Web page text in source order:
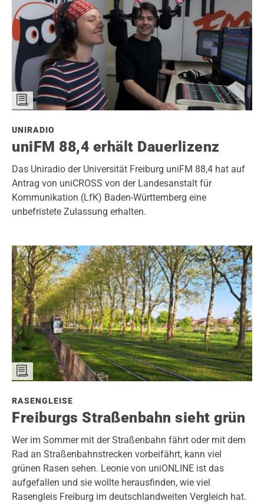
UNIRADIO
uniFM 88,4 erhält Dauerlizenz
Das Uniradio der Universität Freiburg uniFM 88,4 hat auf
Antrag von uniCROSS von der Landesanstalt für
Kommunikation (LfK) Baden-Württemberg eine
unbefristete Zulassung erhalten.
RASENGLEISE
Freiburgs Straßenbahn sieht grün
Wer im Sommer mit der Straßenbahn fährt oder mit dem
Rad an Straßenbahnstrecken vorbeifährt, kann viel
grünen Rasen sehen. Leonie von uniONLINE ist das
aufgefallen und sie wollte herausfinden, wie viel
Rasengleis Freiburg im deutschlandweiten Vergleich hat.